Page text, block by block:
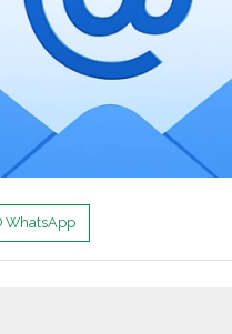
WhatsApp